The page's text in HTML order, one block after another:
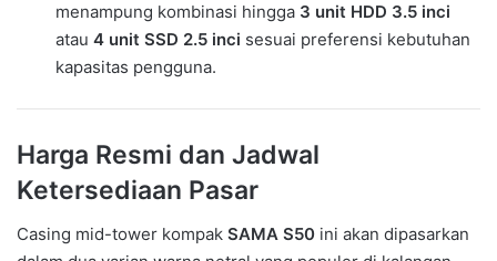
menampung kombinasi hingga 3 unit HDD 3.5 inci
atau 4 unit SSD 2.5 inci sesuai preferensi kebutuhan
kapasitas pengguna.
Harga Resmi dan Jadwal
Ketersediaan Pasar
Casing mid-tower kompak SAMA S50 ini akan dipasarkan